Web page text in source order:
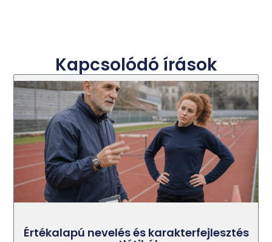
Kapcsolódó írások
Értékalapú nevelés és karakterfejlesztés